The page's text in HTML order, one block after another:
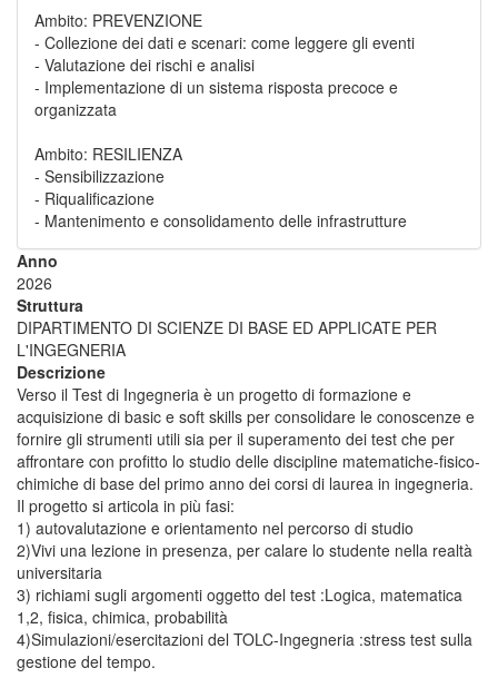
Ambito: PREVENZIONE
- Collezione dei dati e scenari: come leggere gli eventi
- Valutazione dei rischi e analisi
- Implementazione di un sistema risposta precoce e
organizzata
Ambito: RESILIENZA
- Sensibilizzazione
- Riqualificazione
- Mantenimento e consolidamento delle infrastrutture
Anno
2026
Struttura
DIPARTIMENTO DI SCIENZE DI BASE ED APPLICATE PER
L'INGEGNERIA
Descrizione
Verso il Test di Ingegneria è un progetto di formazione e
acquisizione di basic e soft skills per consolidare le conoscenze e
fornire gli strumenti utili sia per il superamento dei test che per
affrontare con profitto lo studio delle discipline matematiche-fisico-
chimiche di base del primo anno dei corsi di laurea in ingegneria.
Il progetto si articola in più fasi:
1) autovalutazione e orientamento nel percorso di studio
2)Vivi una lezione in presenza, per calare lo studente nella realtà
universitaria
3) richiami sugli argomenti oggetto del test :Logica, matematica
1,2, fisica, chimica, probabilità
4)Simulazioni/esercitazioni del TOLC-Ingegneria :stress test sulla
gestione del tempo.